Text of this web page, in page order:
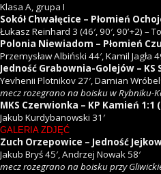
Klasa A, grupa I
Sokół Chwałęcice – Płomień
Łukasz Reinhard 3 (46′, 90′, 90’+2) –
Polonia Niewiadom – Płomień
Przemysław Albiński 44′, Kamil Jagła
Jedność Grabownia-Golejów – KS
Yevhenii Plotnikov 27′, Damian
mecz rozegrano na boisku w Rybniku-
MKS Czerwionka – KP Kamień 1:1
Jakub Kurdybanowski 31′
GALERIA ZDJĘĆ
Zuch Orzepowice – Jedność
Jakub Bryś 45′, Andrzej Nowak 58′
mecz rozegrano na boisku przy